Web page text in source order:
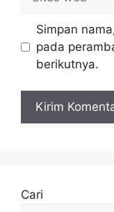
web
Simpan
pada
berikutnya.
Cari